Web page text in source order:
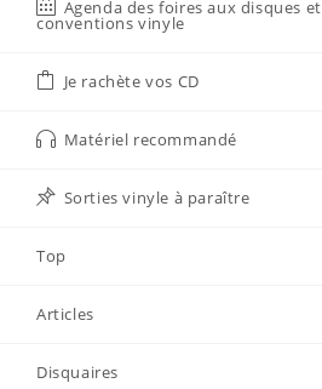
Agenda des foires aux disques et
conventions vinyle
Je rachète vos CD
Matériel recommandé
Sorties vinyle à paraître
Top
Articles
Disquaires